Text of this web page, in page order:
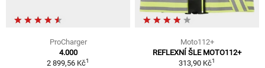
ProCharger
4.000
2 899,56 Kč1
Moto112+
REFLEXNÍ ŠLE MOTO112+
313,90 Kč1